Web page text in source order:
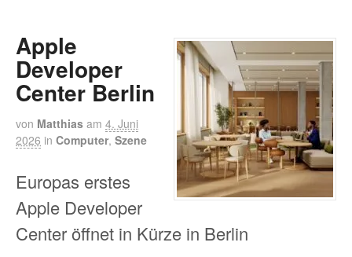
Apple
Developer
Center Berlin
von Matthias am 4. Juni
2026 in Computer, Szene
Europas erstes
Apple Developer
Center öffnet in Kürze in Berlin